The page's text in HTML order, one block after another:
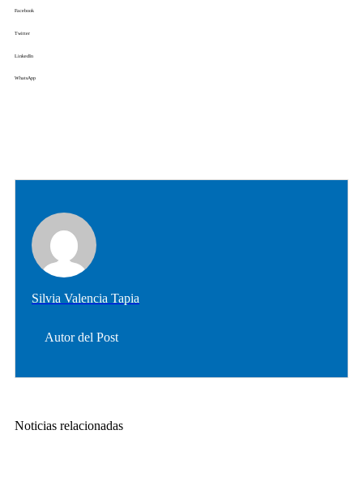
Facebook
Twitter
LinkedIn
WhatsApp
Silvia Valencia Tapia
Autor del Post
Noticias relacionadas